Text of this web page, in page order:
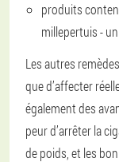
produits
millepertuis -
Les autres
que d’affecter
également des
peur d’arrêter la
de poids, et les